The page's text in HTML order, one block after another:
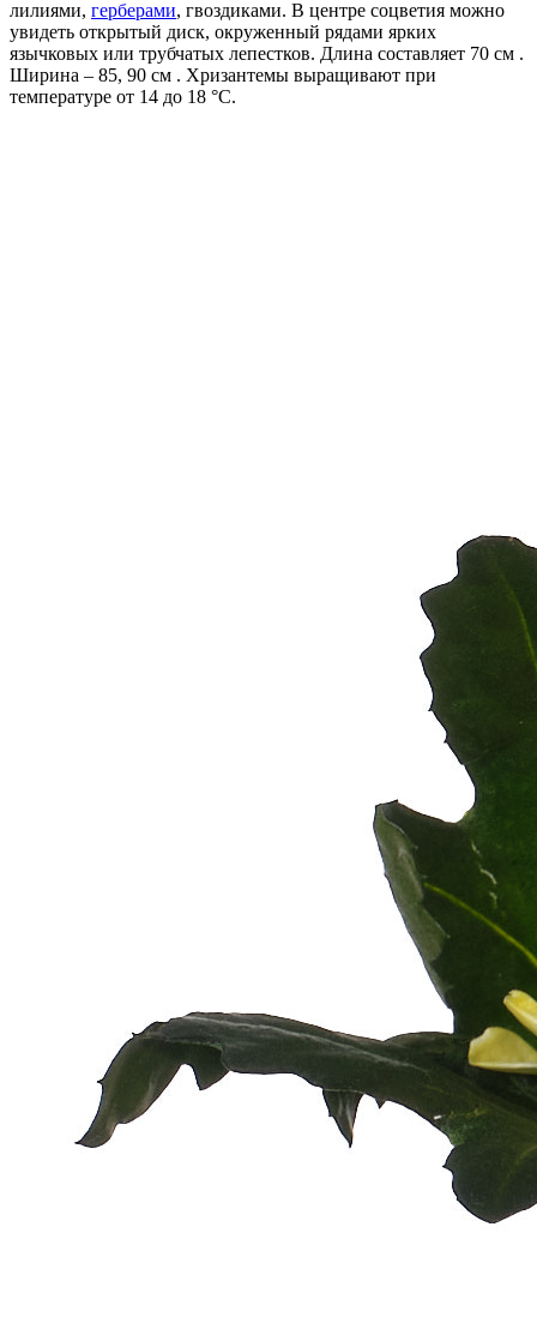
лилиями, герберами, гвоздиками. В центре соцветия можно
увидеть открытый диск, окруженный рядами ярких
язычковых или трубчатых лепестков. Длина составляет 70 см .
Ширина – 85, 90 см . Хризантемы выращивают при
температуре от 14 до 18 °C.